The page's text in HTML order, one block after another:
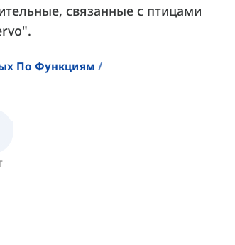
связанные с птицами
По Функциям